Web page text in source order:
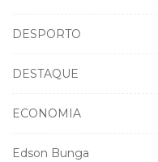
DESPORTO
DESTAQUE
ECONOMIA
Edson Bunga